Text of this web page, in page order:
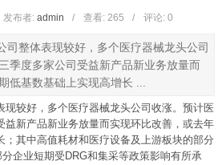
发布者:admin / 查看:265 / 评论: 0
司整体表现较好，多个医疗器械龙头公司
季度多家公司受益新产品新业务放量而
低基数基础上实现高增长 ...
现较好，多个医疗器械龙头公司收涨。预计医
益新产品新业务放量而实现环比改善，或去年
；其中高值耗材和医疗设备及上游板块的部分
企业短期受DRG和集采等政策影响有所承